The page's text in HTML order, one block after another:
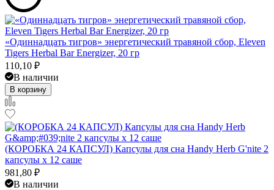
«Одиннадцать тигров» энергетический травяной сбор, Eleven
Tigers Herbal Bar Energizer, 20 гр
110,10 ₽
В наличии
В корзину
(КОРОБКА 24 КАПСУЛ) Капсулы для сна Handy Herb G'nite 2
капсулы x 12 саше
981,80 ₽
В наличии